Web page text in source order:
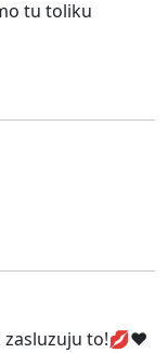
tu toliku
zasluzuju to!💋❤